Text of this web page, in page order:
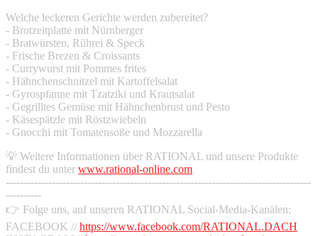
Welche leckeren Gerichte werden zubereitet?
- Brotzeitplatte mit Nürnberger
- Bratwürsten, Rührei & Speck
- Frische Brezen & Croissants
- Currywurst mit Pommes frites
- Hähnchenschnitzel mit Kartoffelsalat
- Gyrospfanne mit Tzatziki und Krautsalat
- Gegrilltes Gemüse mit Hähnchenbrust und Pesto
- Käsespätzle mit Röstzwiebeln
- Gnocchi mit Tomatensoße und Mozzarella
💡 Weitere Informationen über RATIONAL und unsere Produkte
findest du unter www.rational-online.com
--------------------------------------------------------------------------------------
----------
👉 Folge uns, auf unseren RATIONAL Social-Media-Kanälen:
FACEBOOK // https://www.facebook.com/RATIONAL.DACH